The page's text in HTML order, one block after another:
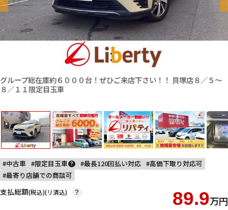
グループ総在庫約６０００台！ぜひご来店下さい！！ 貝塚店８／５〜
８／１１限定目玉車
中古車 限定目玉車 ? 最長120回払い対応
高価下取り対応可
最寄り店舗での商談可
支払総額(税込)(リ済込) 89.9万円
?